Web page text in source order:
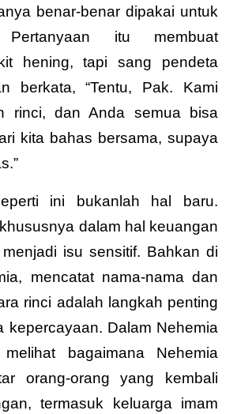
benar-benar dipakai untuk
Pertanyaan itu membuat
hening, tapi sang pendeta
berkata, “Tentu, Pak. Kami
rinci, dan Anda semua bisa
kita bahas bersama, supaya
ini bukanlah hal baru.
dalam hal keuangan
isu sensitif. Bahkan di
mencatat nama-nama dan
rinci adalah langkah penting
kepercayaan. Dalam Nehemia
bagaimana Nehemia
orang-orang yang kembali
termasuk keluarga imam